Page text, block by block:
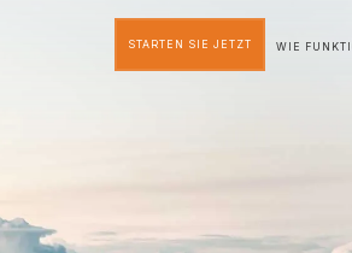
STARTEN SIE JETZT WIE